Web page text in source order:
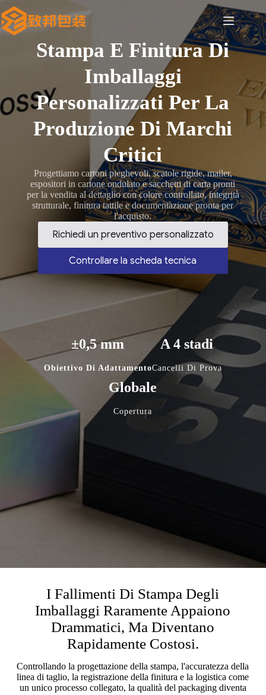
Salta
al
contenuto
Stampa E Finitura Di
Imballaggi
Personalizzati Per La
Produzione Di Marchi
Critici
Progettiamo cartoni pieghevoli, scatole rigide, mailer,
espositori in cartone ondulato e sacchetti di carta pronti
per la vendita al dettaglio con colore controllato, integrità
strutturale, finitura tattile e documentazione pronta per
l'acquisto.
Richiedi un preventivo personalizzato
Controllare la scheda tecnica
±0,5 mm
Obiettivo Di Adattamento
A 4 stadi
Cancelli Di Prova
Globale
Copertura
I Fallimenti Di Stampa Degli
Imballaggi Raramente Appaiono
Drammatici, Ma Diventano
Rapidamente Costosi.
Controllando la progettazione della stampa, l'accuratezza della
linea di taglio, la registrazione della finitura e la logistica come
un unico processo collegato, la qualità del packaging diventa